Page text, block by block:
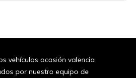
vehículos ocasión valencia
por nuestro equipo de